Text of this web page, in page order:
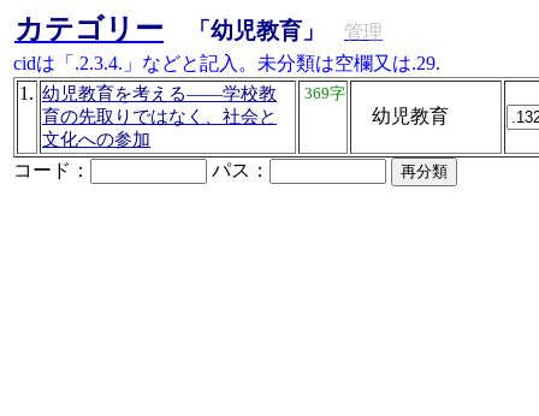
カテゴリー 「幼児教育」
管理
cidは「.2.3.4.」などと記入。未分類は空欄又は.29.
1. 幼児教育を考える――学校教
育の先取りではなく、社会と
文化への参加
369字
幼児教育
コード： パス：